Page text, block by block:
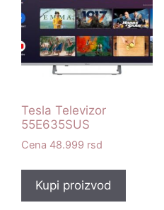
Tesla Televizor
55E635SUS
48.999 rsd
Kupi proizvod